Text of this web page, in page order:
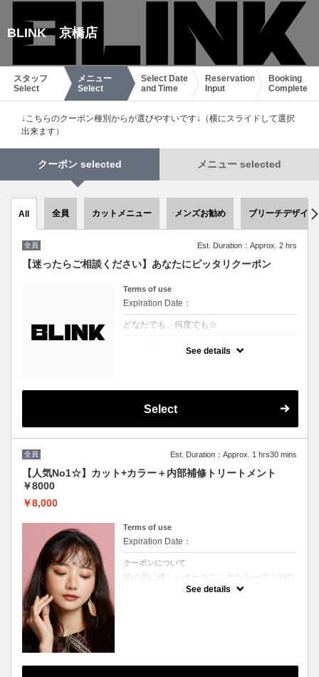
BLINK 京橋店
スタッフ
Select
メニュー
Select
Select Date
and Time
Reservation
Input
Booking
Complete
↓こちらのクーポン種別からが選びやすいです↓（横にスライドして選択
出来ます）
クーポン selected メニュー selected
All 全員 カットメニュー メンズお勧め ブリーチデザイン
全員 Est. Duration：Approx. 2 hrs
【迷ったらご相談ください】あなたにピッタリクーポン
Terms of use
Expiration Date：
どなたでも、何度でも☆
提案させていただきます！
ボタンをご選択ください。
※縮毛矯正を悩まれている方は必ず縮毛矯正
ボタンをご選択ください。
See details
Select
全員 Est. Duration：Approx. 1 hrs30 mins
【人気No1☆】カット+カラー＋内部補修トリートメント
￥8000
￥8,000
Terms of use
Expiration Date：
クーポンについて
髪の毛に優しいオーガニックカラーでツヤの
ある質感★内部補修トリートメント付 ★白髪
See details